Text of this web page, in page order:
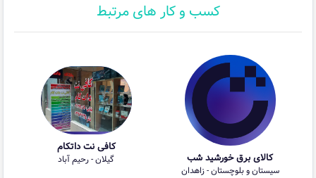
کسب و کار های مرتبط
کالای برق خورشید شب
سیستان و بلوچستان - زاهدان
کافی نت داتکام
گیلان - رحیم آباد